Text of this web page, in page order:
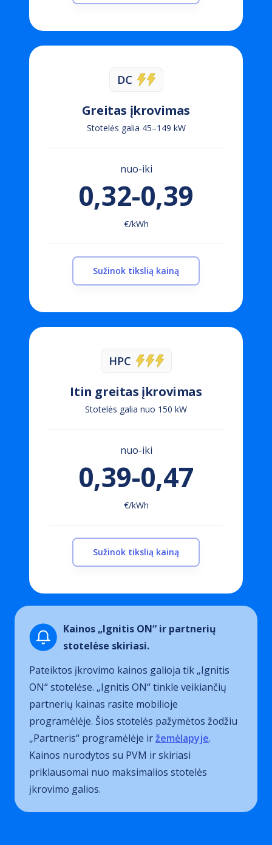
Greitas įkrovimas
Stotelės galia 45–149 kW
nuo-iki
0,32-0,39
€/kWh
Sužinok tikslią kainą
Itin greitas įkrovimas
Stotelės galia nuo 150 kW
nuo-iki
0,39-0,47
€/kWh
Sužinok tikslią kainą
Kainos „Ignitis ON“ ir partnerių
stotelėse skiriasi.
Pateiktos įkrovimo kainos galioja tik „Ignitis
ON“ stotelėse. „Ignitis ON“ tinkle veikiančių
partnerių kainas rasite mobilioje
programėlėje. Šios stotelės pažymėtos žodžiu
„Partneris“ programėlėje iržemėlapyje.
Kainos nurodytos su PVM ir skiriasi
priklausomai nuo maksimalios stotelės
įkrovimo galios.